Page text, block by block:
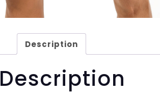
Description
Description